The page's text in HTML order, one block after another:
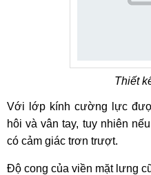
Thiết
Với lớp kính cường lực
hôi và vân tay, tuy nhiên
có cảm giác trơn trượt.
Độ cong của viền mặt lưng